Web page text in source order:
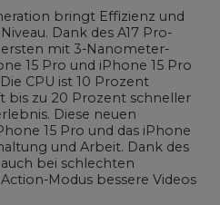
bringt Effizienz und
Dank des A17 Pro-
mit 3-Nanometer-
15 Pro und iPhone 15 Pro
CPU ist 10 Prozent
bis zu 20 Prozent schneller
Diese neuen
15 Pro und das iPhone
und Arbeit. Dank des
bei schlechten
Modus bessere Videos